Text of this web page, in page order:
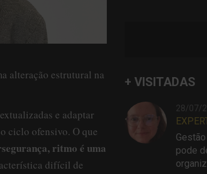
alteração estrutural na
e adaptar
ciclo ofensivo. O que
ritmo é uma
difícil de
+ VISITADAS
28/07/
pode